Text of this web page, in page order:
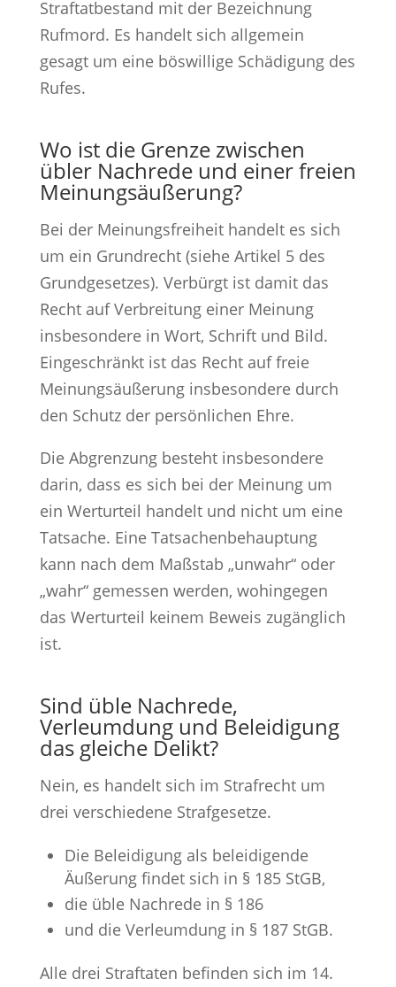
Straftatbestand mit der Bezeichnung
Rufmord. Es handelt sich allgemein
gesagt um eine böswillige Schädigung des
Rufes.
Wo ist die Grenze zwischen
übler Nachrede und einer freien
Meinungsäußerung?
Bei der Meinungsfreiheit handelt es sich
um ein Grundrecht (siehe Artikel 5 des
Grundgesetzes). Verbürgt ist damit das
Recht auf Verbreitung einer Meinung
insbesondere in Wort, Schrift und Bild.
Eingeschränkt ist das Recht auf freie
Meinungsäußerung insbesondere durch
den Schutz der persönlichen Ehre.
Die Abgrenzung besteht insbesondere
darin, dass es sich bei der Meinung um
ein Werturteil handelt und nicht um eine
Tatsache. Eine Tatsachenbehauptung
kann nach dem Maßstab „unwahr“ oder
„wahr“ gemessen werden, wohingegen
das Werturteil keinem Beweis zugänglich
ist.
Sind üble Nachrede,
Verleumdung und Beleidigung
das gleiche Delikt?
Nein, es handelt sich im Strafrecht um
drei verschiedene Strafgesetze.
Die Beleidigung als beleidigende
Äußerung findet sich in § 185 StGB,
die üble Nachrede in § 186
und die Verleumdung in § 187 StGB.
Alle drei Straftaten befinden sich im 14.